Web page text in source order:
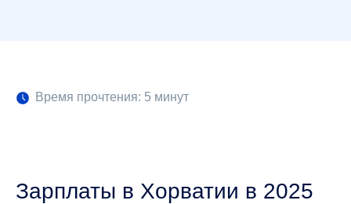
Время прочтения: 5 минут
Зарплаты в Хорватии в 2025